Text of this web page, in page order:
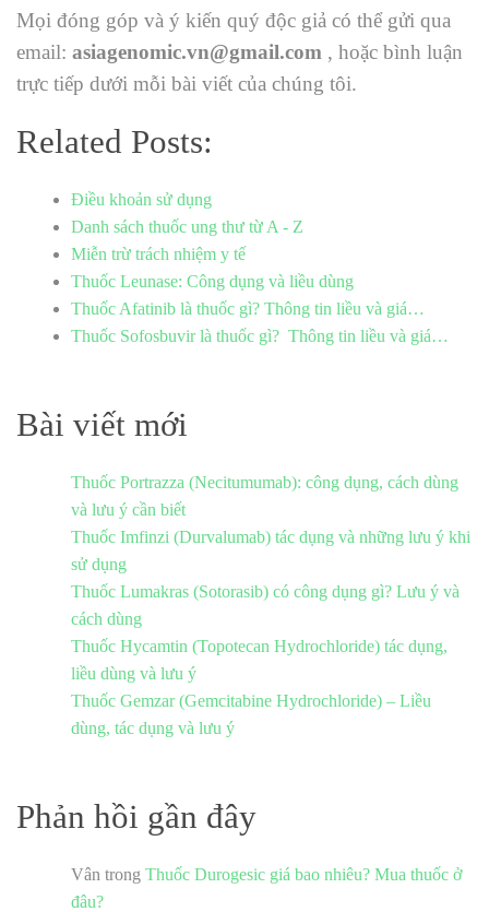
Mọi đóng góp và ý kiến quý độc giả có thể gửi qua
email: asiagenomic.vn@gmail.com , hoặc bình luận
trực tiếp dưới mỗi bài viết của chúng tôi.
Related Posts:
Điều khoản sử dụng
Danh sách thuốc ung thư từ A - Z
Miễn trừ trách nhiệm y tế
Thuốc Leunase: Công dụng và liều dùng
Thuốc Afatinib là thuốc gì? Thông tin liều và giá…
Thuốc Sofosbuvir là thuốc gì? Thông tin liều và giá…
Bài viết mới
Thuốc Portrazza (Necitumumab): công dụng, cách dùng
và lưu ý cần biết
Thuốc Imfinzi (Durvalumab) tác dụng và những lưu ý khi
sử dụng
Thuốc Lumakras (Sotorasib) có công dụng gì? Lưu ý và
cách dùng
Thuốc Hycamtin (Topotecan Hydrochloride) tác dụng,
liều dùng và lưu ý
Thuốc Gemzar (Gemcitabine Hydrochloride) – Liều
dùng, tác dụng và lưu ý
Phản hồi gần đây
Vân trong Thuốc Durogesic giá bao nhiêu? Mua thuốc ở
đâu?